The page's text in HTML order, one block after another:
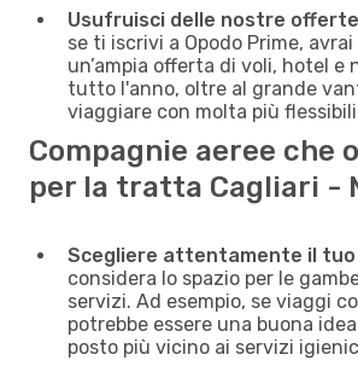
Usufruisci delle nostre offerte
se ti iscrivi a Opodo Prime, avrai
un’ampia offerta di voli, hotel e
tutto l'anno, oltre al grande
viaggiare con molta più
Compagnie aeree che
per la tratta Cagliari -
Scegliere attentamente il
considera lo spazio per le
servizi. Ad esempio, se viaggi
potrebbe essere una buona
posto più vicino ai servizi